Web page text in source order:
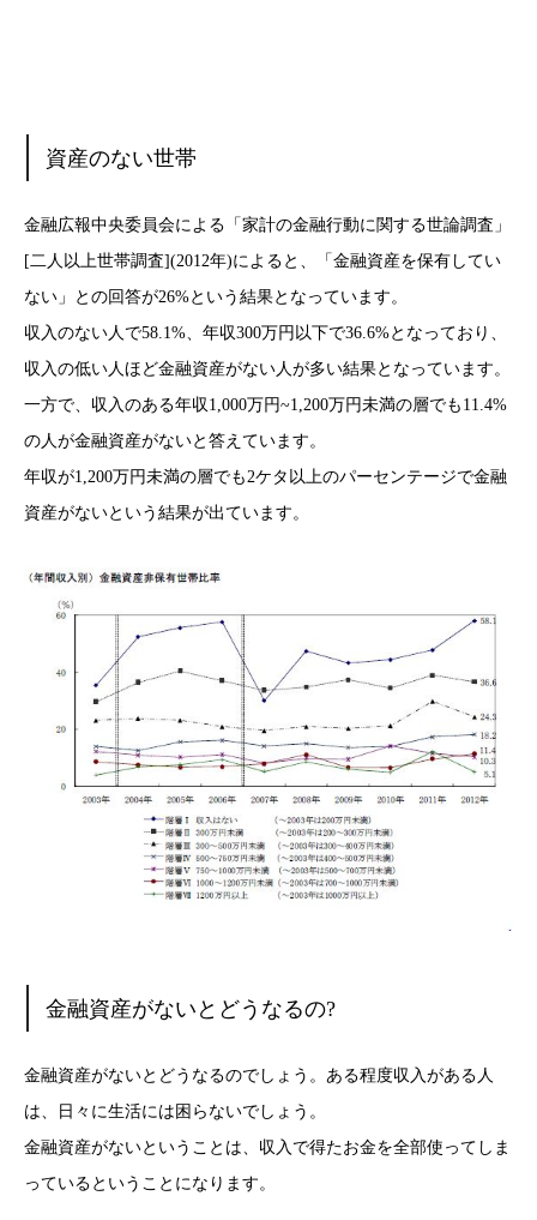
資産のない世帯
金融広報中央委員会による「家計の金融行動に関する世論調査」
[二人以上世帯調査](2012年)によると、「金融資産を保有してい
ない」との回答が26%という結果となっています。
収入のない人で58.1%、年収300万円以下で36.6%となっており、
収入の低い人ほど金融資産がない人が多い結果となっています。
一方で、収入のある年収1,000万円~1,200万円未満の層でも11.4%
の人が金融資産がないと答えています。
年収が1,200万円未満の層でも2ケタ以上のパーセンテージで金融
資産がないという結果が出ています。
金融資産がないとどうなるの?
金融資産がないとどうなるのでしょう。ある程度収入がある人
は、日々に生活には困らないでしょう。
金融資産がないということは、収入で得たお金を全部使ってしま
っているということになります。